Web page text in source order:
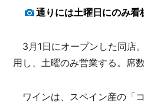
通りには土曜日にのみ看
3月1日にオープンした同店
用し、土曜のみ営業する。席
ワインは、スペイン産の「